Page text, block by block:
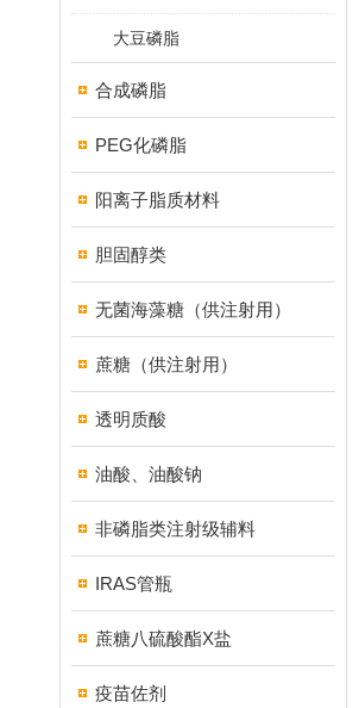
大豆磷脂
合成磷脂
PEG化磷脂
阳离子脂质材料
胆固醇类
无菌海藻糖（供注射用）
蔗糖（供注射用）
透明质酸
油酸、油酸钠
非磷脂类注射级辅料
IRAS管瓶
蔗糖八硫酸酯X盐
疫苗佐剂